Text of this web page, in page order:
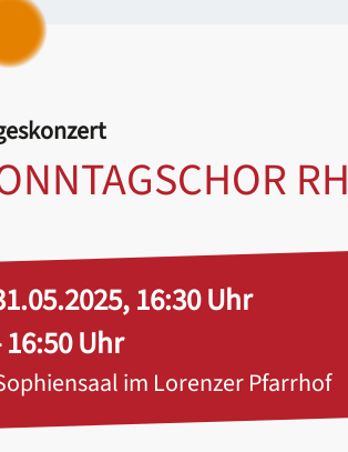
16:30 Uhr
16:50 Uhr
im Lorenzer Pfarrhof